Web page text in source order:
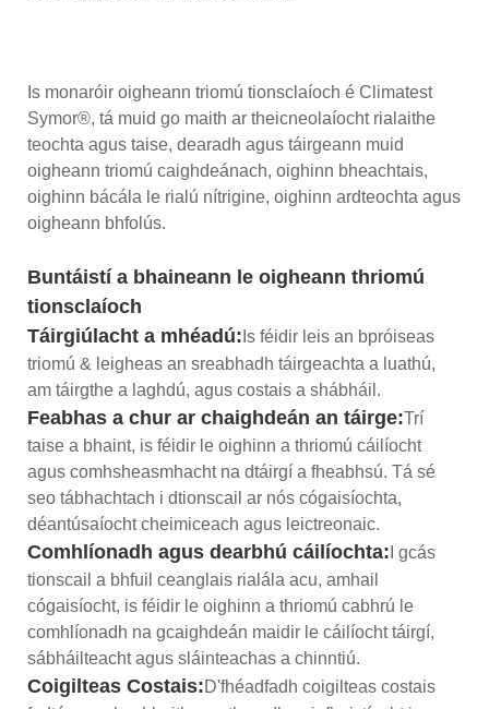
Is monaróir oigheann triomú tionsclaíoch é Climatest
Symor®, tá muid go maith ar theicneolaíocht rialaithe
teochta agus taise, dearadh agus táirgeann muid
oigheann triomú caighdeánach, oighinn bheachtais,
oighinn bácála le rialú nítrigine, oighinn ardteochta agus
oigheann bhfolús.
Buntáistí a bhaineann le oigheann thriomú
tionsclaíoch
Táirgiúlacht a mhéadú: Is féidir leis an bpróiseas
triomú & leigheas an sreabhadh táirgeachta a luathú,
am táirgthe a laghdú, agus costais a shábháil.
Feabhas a chur ar chaighdeán an táirge:Trí
taise a bhaint, is féidir le oighinn a thriomú cáilíocht
agus comhsheasmhacht na dtáirgí a fheabhsú. Tá sé
seo tábhachtach i dtionscail ar nós cógaisíochta,
déantúsaíocht cheimiceach agus leictreonaic.
Comhlíonadh agus dearbhú cáilíochta: I gcás
tionscail a bhfuil ceanglais rialála acu, amhail
cógaisíocht, is féidir le oighinn a thriomú cabhrú le
comhlíonadh na gcaighdeán maidir le cáilíocht táirgí,
sábháilteacht agus sláinteachas a chinntiú.
Coigilteas Costais:D'fhéadfadh coigilteas costais